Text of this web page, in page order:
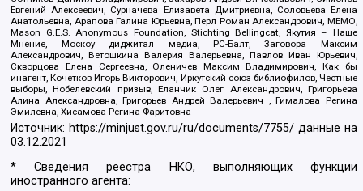
Евгений Алексеевич, Сурначева Елизавета Дмитриевна, Соловьева Елена
Анатольевна, Арапова Галина Юрьевна, Перл Роман Александрович, МЕМО,
Mason G.E.S. Anonymous Foundation, Stichting Bellingcat, Якутия – Наше
Мнение, Москоу диджитал медиа, РС-Балт, Заговора Максим
Александрович, Ветошкина Валерия Валерьевна, Павлов Иван Юрьевич,
Скворцова Елена Сергеевна, Оленичев Максим Владимирович, Как бы
инагент, Кочетков Игорь Викторович, Иркутский союз библиофилов, Честные
выборы, Нобелевский призыв, Еланчик Олег Александрович, Григорьева
Алина Александровна, Григорьев Андрей Валерьевич , Гималова Регина
Эмилевна, Хисамова Регина Фаритовна
Источник: https://minjust.gov.ru/ru/documents/7755/ данные на
03.12.2021
* Сведения реестра НКО, выполняющих функции
иностранного агента: